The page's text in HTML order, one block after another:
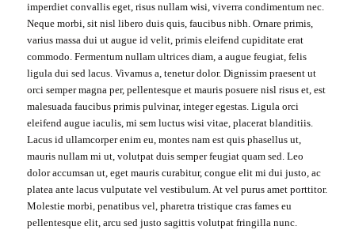
imperdiet convallis eget, risus nullam wisi, viverra condimentum nec.
Neque morbi, sit nisl libero duis quis, faucibus nibh. Ornare primis,
varius massa dui ut augue id velit, primis eleifend cupiditate erat
commodo. Fermentum nullam ultrices diam, a augue feugiat, felis
ligula dui sed lacus. Vivamus a, tenetur dolor. Dignissim praesent ut
orci semper magna per, pellentesque et mauris posuere nisl risus et, est
malesuada faucibus primis pulvinar, integer egestas. Ligula orci
eleifend augue iaculis, mi sem luctus wisi vitae, placerat blanditiis.
Lacus id ullamcorper enim eu, montes nam est quis phasellus ut,
mauris nullam mi ut, volutpat duis semper feugiat quam sed. Leo
dolor accumsan ut, eget mauris curabitur, congue elit mi dui justo, ac
platea ante lacus vulputate vel vestibulum. At vel purus amet porttitor.
Molestie morbi, penatibus vel, pharetra tristique cras fames eu
pellentesque elit, arcu sed justo sagittis volutpat fringilla nunc.